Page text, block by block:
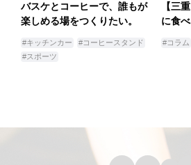
バスケとコーヒーで、誰もが
楽しめる場をつくりたい。
#キッチンカー
#コーヒースタンド
#スポーツ
【三
に食
#コラム